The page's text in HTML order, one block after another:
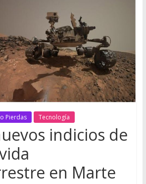
Pierdas Tecnología
indicios de
en Marte